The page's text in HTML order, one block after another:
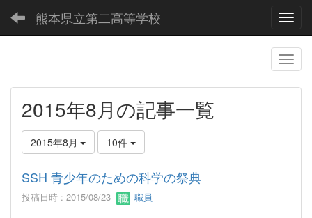
熊本県立第二高等学校
2015年8月の記事一覧
2015年8月 10件
SSH 青少年のための科学の祭典
投稿日時 : 2015/08/23 職員